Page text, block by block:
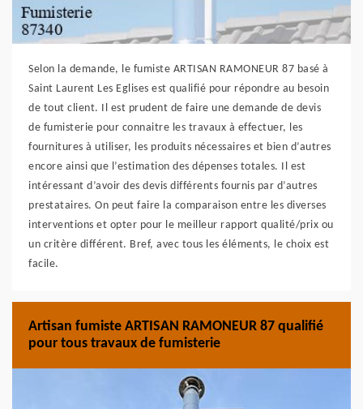
Selon la demande, le fumiste ARTISAN RAMONEUR 87 basé à
Saint Laurent Les Eglises est qualifié pour répondre au besoin
de tout client. Il est prudent de faire une demande de devis
de fumisterie pour connaitre les travaux à effectuer, les
fournitures à utiliser, les produits nécessaires et bien d’autres
encore ainsi que l’estimation des dépenses totales. Il est
intéressant d’avoir des devis différents fournis par d’autres
prestataires. On peut faire la comparaison entre les diverses
interventions et opter pour le meilleur rapport qualité/prix ou
un critère différent. Bref, avec tous les éléments, le choix est
facile.
Artisan fumiste ARTISAN RAMONEUR 87 qualifié
pour tous travaux de fumisterie